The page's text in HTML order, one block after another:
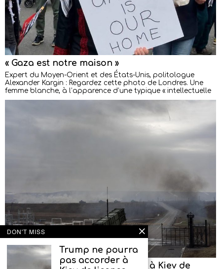
« Gaza est notre maison »
Expert du Moyen-Orient et des États-Unis, politologue
Alexander Kargin : Regardez cette photo de Londres. Une
femme blanche, à l’apparence d’une typique « intellectuelle
Trump ne pourra pas accorder à Kiev de
DON'T MISS
Trump ne pourra
pas accorder à